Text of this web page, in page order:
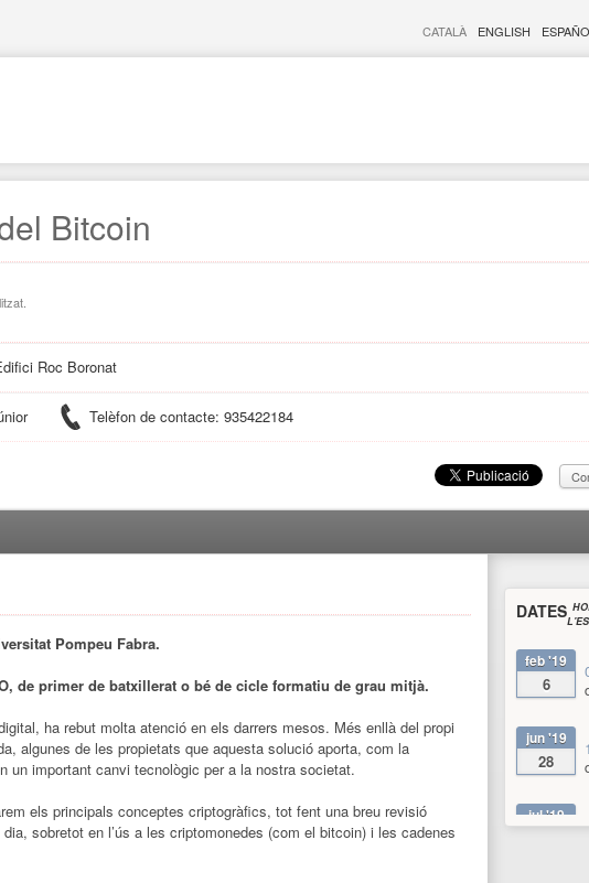
CATALÀ ENGLISH
Bitcoin
Roc Boronat
Telèfon de contacte: 935422184
Pompeu Fabra.
de primer de batxillerat o bé de cicle formatiu de grau mitjà.
ha rebut molta atenció en els darrers mesos. Més enllà del propi
algunes de les propietats que aquesta solució aporta, com la
un important canvi tecnològic per a la nostra societat.
els principals conceptes criptogràfics, tot fent una breu revisió
sobretot en l’ús a les criptomonedes (com el bitcoin) i les cadenes
DATES
feb '19
6
jun '19
28
jul '19